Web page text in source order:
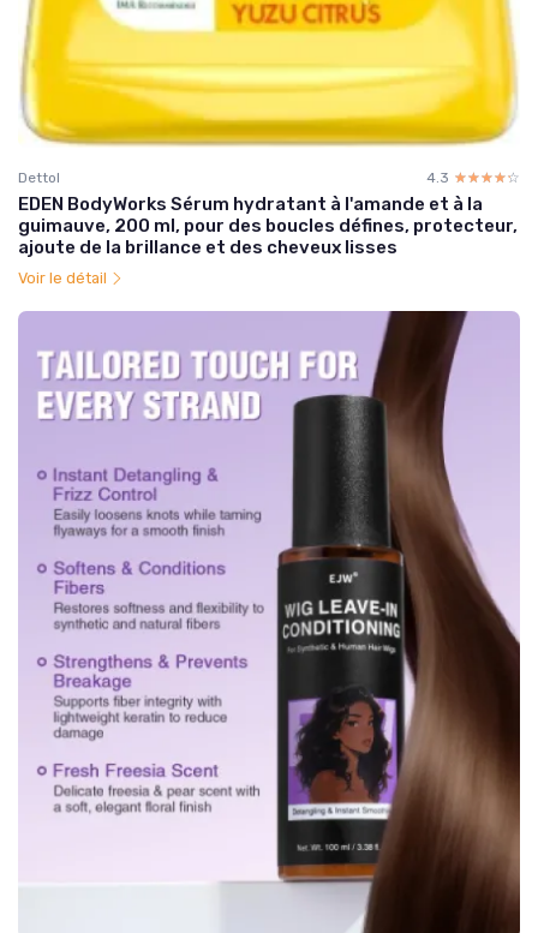
Dettol 4.3 ☆☆☆☆☆
★★★★★
EDEN BodyWorks Sérum hydratant à l'amande et à la
guimauve, 200 ml, pour des boucles défines, protecteur,
ajoute de la brillance et des cheveux lisses
Voir le détail